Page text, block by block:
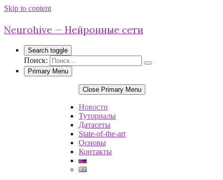
Skip to content
Neurohive — Нейронные сети
Search toggle
Поиск:
Primary Menu
Close Primary Menu
Новости
Туториалы
Датасеты
State-of-the-art
Основы
Контакты